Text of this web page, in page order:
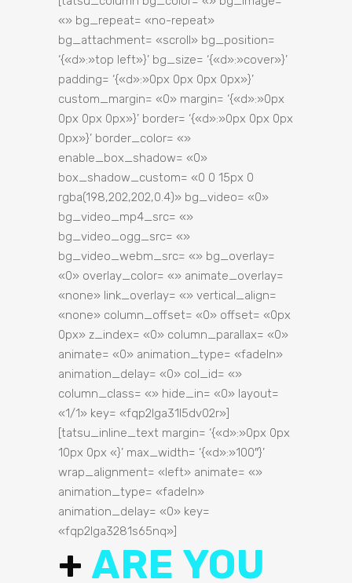
«» bg_repeat= «no-repeat»
bg_attachment= «scroll» bg_position=
‘{«d»:»top left»}’ bg_size= ‘{«d»:»cover»}’
padding= ‘{«d»:»0px 0px 0px 0px»}’
custom_margin= «0» margin= ‘{«d»:»0px
0px 0px 0px»}’ border= ‘{«d»:»0px 0px 0px
0px»}’ border_color= «»
enable_box_shadow= «0»
box_shadow_custom= «0 0 15px 0
rgba(198,202,202,0.4)» bg_video= «0»
bg_video_mp4_src= «»
bg_video_ogg_src= «»
bg_video_webm_src= «» bg_overlay=
«0» overlay_color= «» animate_overlay=
«none» link_overlay= «» vertical_align=
«none» column_offset= «0» offset= «0px
0px» z_index= «0» column_parallax= «0»
animate= «0» animation_type= «fadeIn»
animation_delay= «0» col_id= «»
column_class= «» hide_in= «0» layout=
«1/1» key= «fqp2lga31l5dv02r»]
[tatsu_inline_text margin= ‘{«d»:»0px 0px
10px 0px «}’ max_width= ‘{«d»:»100″}’
wrap_alignment= «left» animate= «»
animation_type= «fadeIn»
animation_delay= «0» key=
«fqp2lga3281s65nq»]
+ ARE YOU